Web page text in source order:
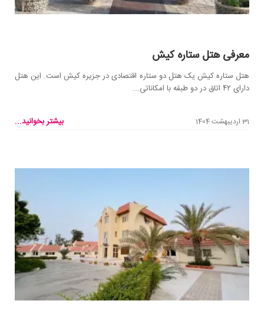
معرفی هتل ستاره کیش
هتل ستاره کیش یک هتل دو ستاره اقتصادی در جزیره کیش است. این هتل
دارای ۴۲ اتاق در دو طبقه با امکاناتی...
31 اردیبهشت 1404 بیشتر بخوانید...